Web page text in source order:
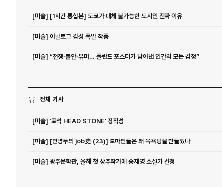
[미술] [1시간 통합본] 도쿄가 대체 불가능한 도시인 진짜 이유
[미술] 아날로그 감성 폭발 작품
[미술] “전쟁·불안·유머… 폴란드 포스터가 담아낸 인간의 모든 감정”
전체 기사
[미술] ‘표석 HEAD STONE’ 정직성
[미술] [민병두의 job史 (23)] 로마인들은 왜 목욕탕을 만들었나
[미술] 광주문학관, 올해 첫 상주작가에 송재영 소설가 선정